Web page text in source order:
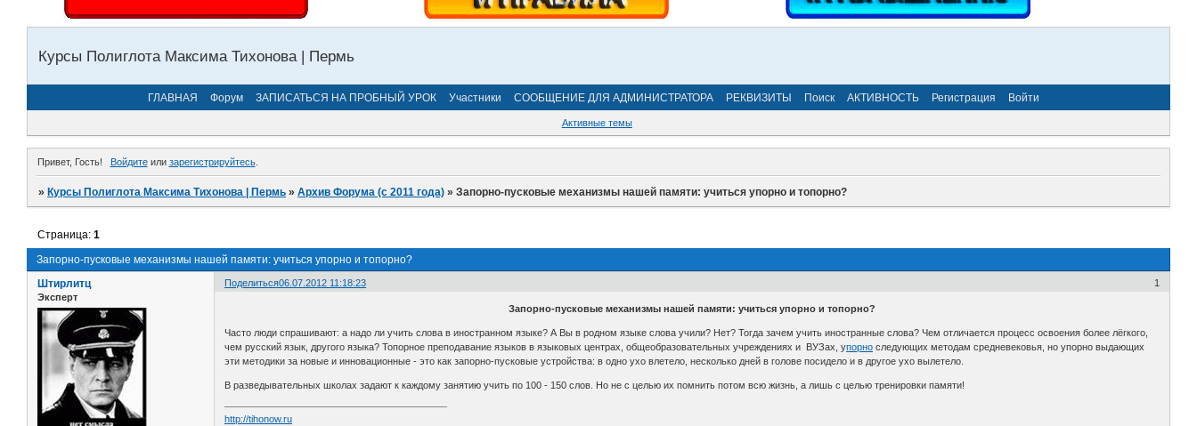
Курсы Полиглота Максима Тихонова | Пермь
ГЛАВНАЯ Форум ЗАПИСАТЬСЯ НА ПРОБНЫЙ УРОК Участники СООБЩЕНИЕ ДЛЯ АДМИНИСТРАТОРА РЕКВИЗИТЫ Поиск АКТИВНОСТЬ Регистрация Войти
Активные темы
Привет, Гость! Войдитеили зарегистрируйтесь.
»Курсы Полиглота Максима Тихонова | Пермь »Архив Форума (с 2011 года) »Запорно-пусковые механизмы нашей памяти: учиться упорно и топорно?
Запорно-пусковые механизмы нашей памяти: учиться упорно и топорно?
Страница:1
Поделиться 1
06.07.2012 11:18:23
Штирлитц
Эксперт
Запорно-пусковые механизмы нашей памяти: учиться упорно и топорно?
Часто люди спрашивают: а надо ли учить слова в иностранном языке? А Вы в родном языке слова учили? Нет? Тогда зачем учить иностранные слова? Чем отличается процесс освоения более лёгкого,
чем русский язык, другого языка? Топорное преподавание языков в языковых центрах, общеобразовательных учреждениях и ВУЗах, упорно следующих методам средневековья, но упорно выдающих
эти методики за новые и инновационные - это как запорно-пусковые устройства: в одно ухо влетело, несколько дней в голове посидело и в другое ухо вылетело.
В разведывательных школах задают к каждому занятию учить по 100 - 150 слов. Но не с целью их помнить потом всю жизнь, а лишь с целью тренировки памяти!
http://tihonow.ru